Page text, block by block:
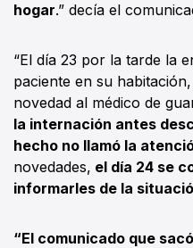
hogar.” decía el
“El día 23 por la tarde la
paciente en su
novedad al médico de
la internación antes
hecho no llamó la
novedades, el día 24 se
informarles de la
“El comunicado que